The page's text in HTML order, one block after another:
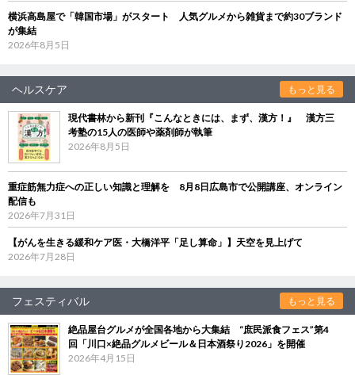
横浜高島屋で「韓国市場」がスタート 人気グルメから雑貨まで約30ブランド
が集結
2026年8月5日
ヘルスケア もっと見る
現代書林から新刊『こんなときには、まず、漢方！』 漢方三
考塾の15人の医師や薬剤師が執筆
2026年8月5日
重症筋無力症への正しい知識と理解を 8月8日広島市で公開講座、オンライン
配信も
2026年7月31日
【がんを生きる緩和ケア医・大橋洋平「足し算命」】天空を見上げて
2026年7月28日
フェスティバル もっと見る
絶品屋台グルメが全国各地から大集結 “庶民派食フェス”第4
回「川口×絶品グルメビール＆日本酒祭り2026」を開催
2026年4月15日